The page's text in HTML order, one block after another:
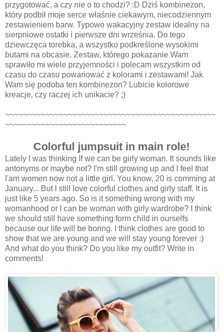
przygotować, a czy nie o to chodzi? :D Dziś kombinezon,
który podbił moje serce właśnie ciekawym, niecodziennym
zestawieniem barw. Typowo wakacyjny zestaw idealny na
sierpniowe ostatki i pierwsze dni września. Do tego
dziewczęca torebka, a wszystko podkreślone wysokimi
butami na obcasie. Zestaw, którego pokazanie Wam
sprawiło mi wiele przyjemności i polecam wszystkim od
czasu do czasu powariować z kolorami i zestawami! Jak
Wam się podoba ten kombinezon? Lubicie kolorowe
kreacje, czy raczej ich unikacie? ;)
~~~~~~~~~~~~~~~~~~~~~~~~~~~~~~~~~~~~~~~~~~~~~~~
~~~~~~~~~~~~~~~~~~~~~~~~~~~
Colorful jumpsuit in main role!
Lately I was thinking If we can be girly woman. It sounds like
antonyms or maybe not? I'm still growing up and I feel that
I'am women now not a little girl. You know, 20 is comming at
January... But I still love colorful clothes and girly staff. It is
just like 5 years ago. So is it something wrong with my
womanhood or I can be woman with girly wardrobe? I think
we should still have something form child in ourselfs
because our life will be boring. I think clothes are good to
show that we are young and we will stay young forever :)
And what do you think? Do you like my outfit? Write in
comments!